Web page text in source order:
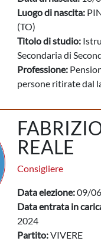
Luogo di nascita:
(TO)
Titolo di studio:
Secondaria di
Professione:
persone ritirate dal
REALE
Consigliere
Data elezione:09/
Data entrata in
2024
Partito:VIVERE